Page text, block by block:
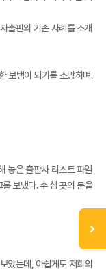
출판의 기존 사례를 소개
보탬이 되기를 소망하며.
놓은 출판사 리스트 파일
보냈다. 수 십 곳의 문을
았는데, 아쉽게도 저희의